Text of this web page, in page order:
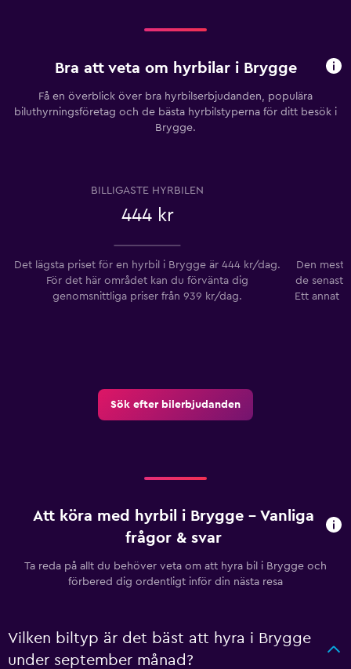
Bra att veta om hyrbilar i Brygge
Få en överblick över bra hyrbilserbjudanden, populära
biluthyrningsföretag och de bästa hyrbilstyperna för ditt besök i
Brygge.
BILLIGASTE HYRBILEN
444 kr
Det lägsta priset för en hyrbil i Brygge är 444 kr/dag.
För det här området kan du förvänta dig
genomsnittliga priser från 939 kr/dag.
Den mest
de
Ett annat
Sök efter bilerbjudanden
Att köra med hyrbil i Brygge – Vanliga
frågor & svar
Ta reda på allt du behöver veta om att hyra bil i Brygge och
förbered dig ordentligt inför din nästa resa
Vilken biltyp är det bäst att hyra i Brygge
under september månad?